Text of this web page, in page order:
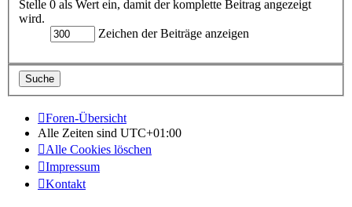
Stelle 0 als Wert ein, damit der komplette Beitrag angezeigt
wird.
Zeichen der Beiträge anzeigen
Foren-Übersicht
Alle Zeiten sind UTC+01:00
Alle Cookies löschen
Impressum
Kontakt